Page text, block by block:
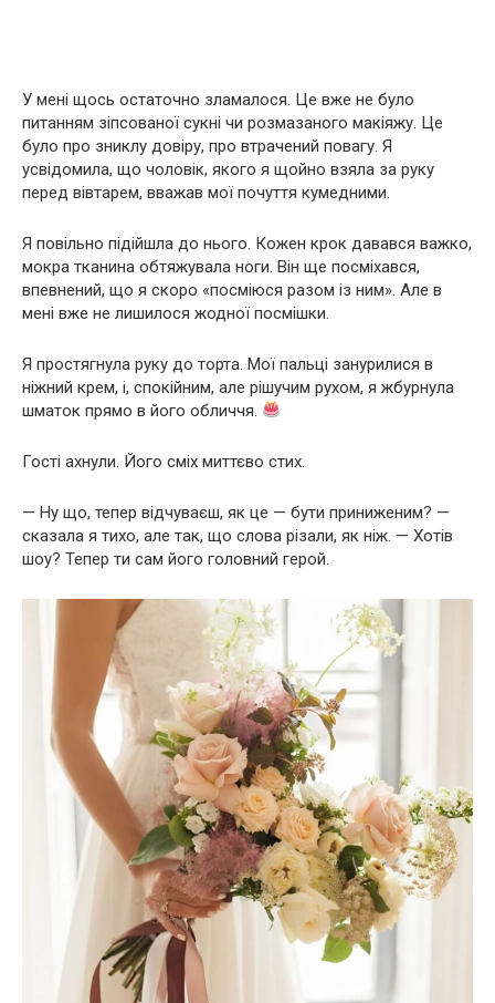
У мені щось остаточно зламалося. Це вже не було
питанням зіпсованої сукні чи розмазаного макіяжу. Це
було про зниклу довіру, про втрачений повагу. Я
усвідомила, що чоловік, якого я щойно взяла за руку
перед вівтарем, вважав мої почуття кумедними.
Я повільно підійшла до нього. Кожен крок давався важко,
мокра тканина обтяжувала ноги. Він ще посміхався,
впевнений, що я скоро «посміюся разом із ним». Але в
мені вже не лишилося жодної посмішки.
Я простягнула руку до торта. Мої пальці занурилися в
ніжний крем, і, спокійним, але рішучим рухом, я жбурнула
шматок прямо в його обличчя.
Гості ахнули. Його сміх миттєво стих.
— Ну що, тепер відчуваєш, як це — бути приниженим? —
сказала я тихо, але так, що слова різали, як ніж. — Хотів
шоу? Тепер ти сам його головний герой.